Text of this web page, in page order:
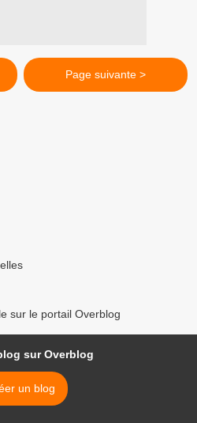
Page suivante >
sur le portail Overblog
sur Overblog
un blog